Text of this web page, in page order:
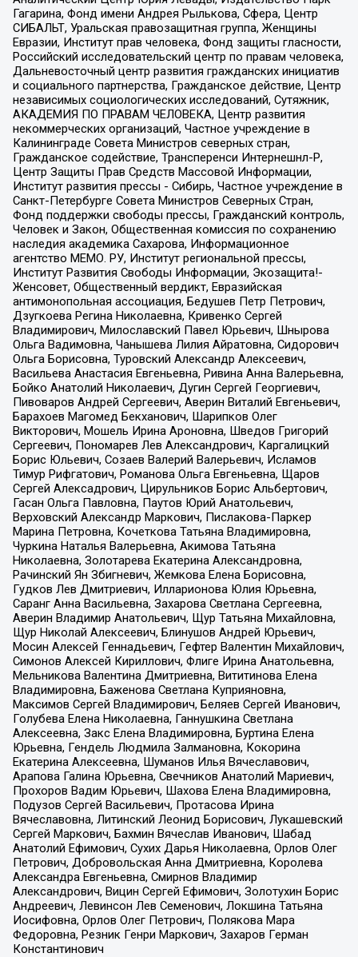
Гагарина, Фонд имени Андрея Рылькова, Сфера, Центр
СИБАЛЬТ, Уральская правозащитная группа, Женщины
Евразии, Институт прав человека, Фонд защиты гласности,
Российский исследовательский центр по правам человека,
Дальневосточный центр развития гражданских инициатив
и социального партнерства, Гражданское действие, Центр
независимых социологических исследований, Сутяжник,
АКАДЕМИЯ ПО ПРАВАМ ЧЕЛОВЕКА, Центр развития
некоммерческих организаций, Частное учреждение в
Калининграде Совета Министров северных стран,
Гражданское содействие, Трансперенси Интернешнл-Р,
Центр Защиты Прав Средств Массовой Информации,
Институт развития прессы - Сибирь, Частное учреждение в
Санкт-Петербурге Совета Министров Северных Стран,
Фонд поддержки свободы прессы, Гражданский контроль,
Человек и Закон, Общественная комиссия по сохранению
наследия академика Сахарова, Информационное
агентство МЕМО. РУ, Институт региональной прессы,
Институт Развития Свободы Информации, Экозащита!-
Женсовет, Общественный вердикт, Евразийская
антимонопольная ассоциация, Бедушев Петр Петрович,
Дзугкоева Регина Николаевна, Кривенко Сергей
Владимирович, Милославский Павел Юрьевич, Шнырова
Ольга Вадимовна, Чанышева Лилия Айратовна, Сидорович
Ольга Борисовна, Туровский Александр Алексеевич,
Васильева Анастасия Евгеньевна, Ривина Анна Валерьевна,
Бойко Анатолий Николаевич, Дугин Сергей Георгиевич,
Пивоваров Андрей Сергеевич, Аверин Виталий Евгеньевич,
Барахоев Магомед Бекханович, Шарипков Олег
Викторович, Мошель Ирина Ароновна, Шведов Григорий
Сергеевич, Пономарев Лев Александрович, Каргалицкий
Борис Юльевич, Созаев Валерий Валерьевич, Исламов
Тимур Рифгатович, Романова Ольга Евгеньевна, Щаров
Сергей Алексадрович, Цирульников Борис Альбертович,
Гасан Ольга Павловна, Паутов Юрий Анатольевич,
Верховский Александр Маркович, Пислакова-Паркер
Марина Петровна, Кочеткова Татьяна Владимировна,
Чуркина Наталья Валерьевна, Акимова Татьяна
Николаевна, Золотарева Екатерина Александровна,
Рачинский Ян Збигневич, Жемкова Елена Борисовна,
Гудков Лев Дмитриевич, Илларионова Юлия Юрьевна,
Саранг Анна Васильевна, Захарова Светлана Сергеевна,
Аверин Владимир Анатольевич, Щур Татьяна Михайловна,
Щур Николай Алексеевич, Блинушов Андрей Юрьевич,
Мосин Алексей Геннадьевич, Гефтер Валентин Михайлович,
Симонов Алексей Кириллович, Флиге Ирина Анатольевна,
Мельникова Валентина Дмитриевна, Вититинова Елена
Владимировна, Баженова Светлана Куприяновна,
Максимов Сергей Владимирович, Беляев Сергей Иванович,
Голубева Елена Николаевна, Ганнушкина Светлана
Алексеевна, Закс Елена Владимировна, Буртина Елена
Юрьевна, Гендель Людмила Залмановна, Кокорина
Екатерина Алексеевна, Шуманов Илья Вячеславович,
Арапова Галина Юрьевна, Свечников Анатолий Мариевич,
Прохоров Вадим Юрьевич, Шахова Елена Владимировна,
Подузов Сергей Васильевич, Протасова Ирина
Вячеславовна, Литинский Леонид Борисович, Лукашевский
Сергей Маркович, Бахмин Вячеслав Иванович, Шабад
Анатолий Ефимович, Сухих Дарья Николаевна, Орлов Олег
Петрович, Добровольская Анна Дмитриевна, Королева
Александра Евгеньевна, Смирнов Владимир
Александрович, Вицин Сергей Ефимович, Золотухин Борис
Андреевич, Левинсон Лев Семенович, Локшина Татьяна
Иосифовна, Орлов Олег Петрович, Полякова Мара
Федоровна, Резник Генри Маркович, Захаров Герман
Константинович